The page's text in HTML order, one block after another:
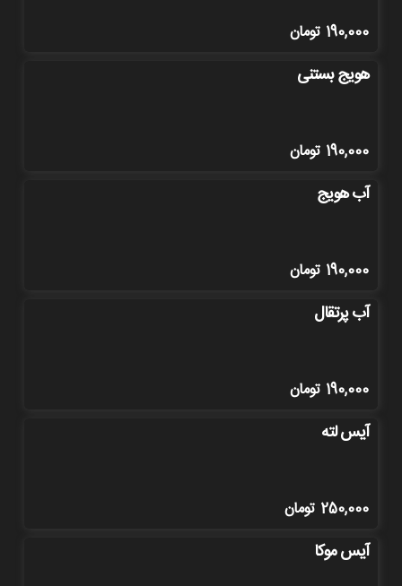
190,000 تومان
هویج بستنی
190,000 تومان
آب هویج
190,000 تومان
آب پرتقال
190,000 تومان
آیس لته
250,000 تومان
آیس موکا